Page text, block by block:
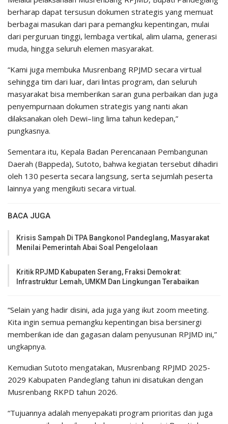
berharap dapat tersusun dokumen strategis yang memuat
berbagai masukan dari para pemangku kepentingan, mulai
dari perguruan tinggi, lembaga vertikal, alim ulama, generasi
muda, hingga seluruh elemen masyarakat.
“Kami juga membuka Musrenbang RPJMD secara virtual
sehingga tim dari luar, dari lintas program, dan seluruh
masyarakat bisa memberikan saran guna perbaikan dan juga
penyempurnaan dokumen strategis yang nanti akan
dilaksanakan oleh Dewi–Iing lima tahun kedepan,”
pungkasnya.
Sementara itu, Kepala Badan Perencanaan Pembangunan
Daerah (Bappeda), Sutoto, bahwa kegiatan tersebut dihadiri
oleh 130 peserta secara langsung, serta sejumlah peserta
lainnya yang mengikuti secara virtual.
BACA JUGA
Krisis Sampah Di TPA Bangkonol Pandeglang, Masyarakat
Menilai Pemerintah Abai Soal Pengelolaan
Kritik RPJMD Kabupaten Serang, Fraksi Demokrat:
Infrastruktur Lemah, UMKM Dan Lingkungan Terabaikan
“Selain yang hadir disini, ada juga yang ikut zoom meeting.
Kita ingin semua pemangku kepentingan bisa bersinergi
memberikan ide dan gagasan dalam penyusunan RPJMD ini,”
ungkapnya.
Kemudian Sutoto mengatakan, Musrenbang RPJMD 2025-
2029 Kabupaten Pandeglang tahun ini disatukan dengan
Musrenbang RKPD tahun 2026.
“Tujuannya adalah menyepakati program prioritas dan juga